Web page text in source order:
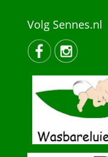
Volg Sennes.nl